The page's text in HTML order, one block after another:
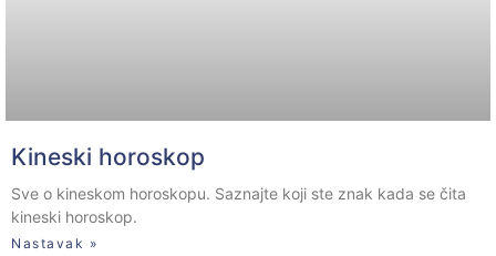
Kineski horoskop
Sve o kineskom horoskopu. Saznajte koji ste znak kada se čita
kineski horoskop.
Nastavak »